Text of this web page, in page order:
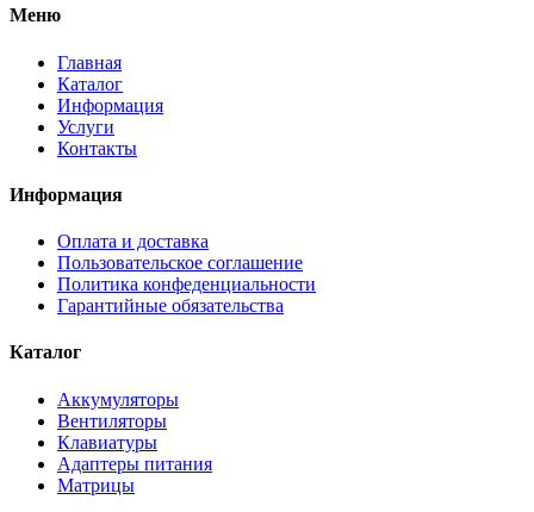
Меню
Главная
Каталог
Информация
Услуги
Контакты
Информация
Оплата и доставка
Пользовательское соглашение
Политика конфеденциальности
Гарантийные обязательства
Каталог
Аккумуляторы
Вентиляторы
Клавиатуры
Адаптеры питания
Матрицы